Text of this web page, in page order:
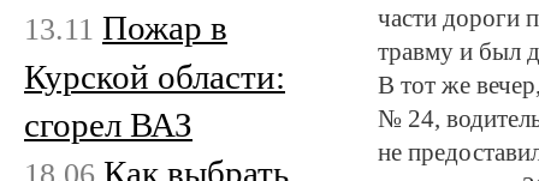
части дороги
травму и был
В тот же
№ 24,
не
13.11 Пожар в
Курской области:
сгорел ВАЗ
18.06 Как выбрать